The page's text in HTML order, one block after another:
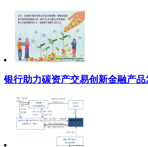
银行助力碳资产交易创新金融产品